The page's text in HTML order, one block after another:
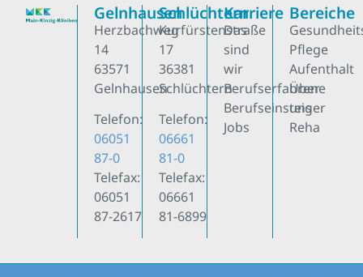
Gelnhausen
Herzbachweg
14
63571
Gelnhausen
Telefon:
06051
87-0
Telefax:
06051
87-2617
Schlüchtern
Kurfürstenstraße
17
36381
Schlüchtern
Telefon:
06661
81-0
Telefax:
06661
81-6899
Karriere
Das
sind
wir
Berufserfahrene
Berufseinsteiger
Jobs
Bereiche
Pflege
Aufenthalt
Über
uns
Reha